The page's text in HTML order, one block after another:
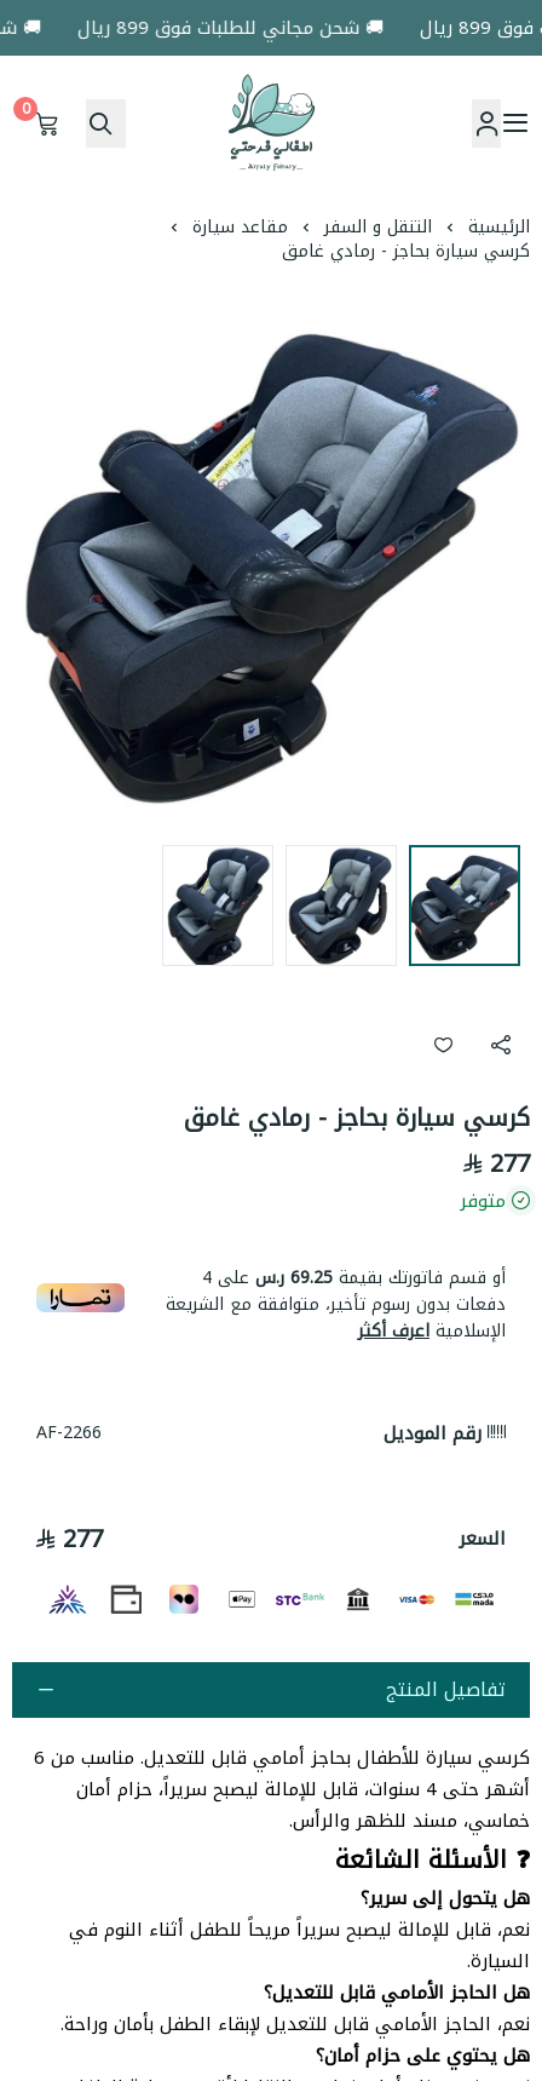
🚚 شحن مجاني للطلبات فوق 899 ريال 🚚
اطفالي فرحتي
0
الرئيسية التنقل و السفر مقاعد سيارة
كرسي سيارة بحاجز - رمادي غامق
كرسي سيارة بحاجز - رمادي غامق
277
متوفر
أو قسم فاتورتك بقيمة69.25 ر.س على4
دفعات بدون رسوم تأخير، متوافقة مع الشريعة
الإسلاميةاعرف أكثر
رقم الموديل AF-2266
السعر 277
تفاصيل المنتج
كرسي سيارة للأطفال بحاجز أمامي قابل للتعديل. مناسب من 6
أشهر حتى 4 سنوات، قابل للإمالة ليصبح سريراً، حزام أمان
خماسي، مسند للظهر والرأس.
❓ الأسئلة الشائعة
هل يتحول إلى سرير؟
نعم، قابل للإمالة ليصبح سريراً مريحاً للطفل أثناء النوم في
السيارة.
هل الحاجز الأمامي قابل للتعديل؟
نعم، الحاجز الأمامي قابل للتعديل لإبقاء الطفل بأمان وراحة.
هل يحتوي على حزام أمان؟